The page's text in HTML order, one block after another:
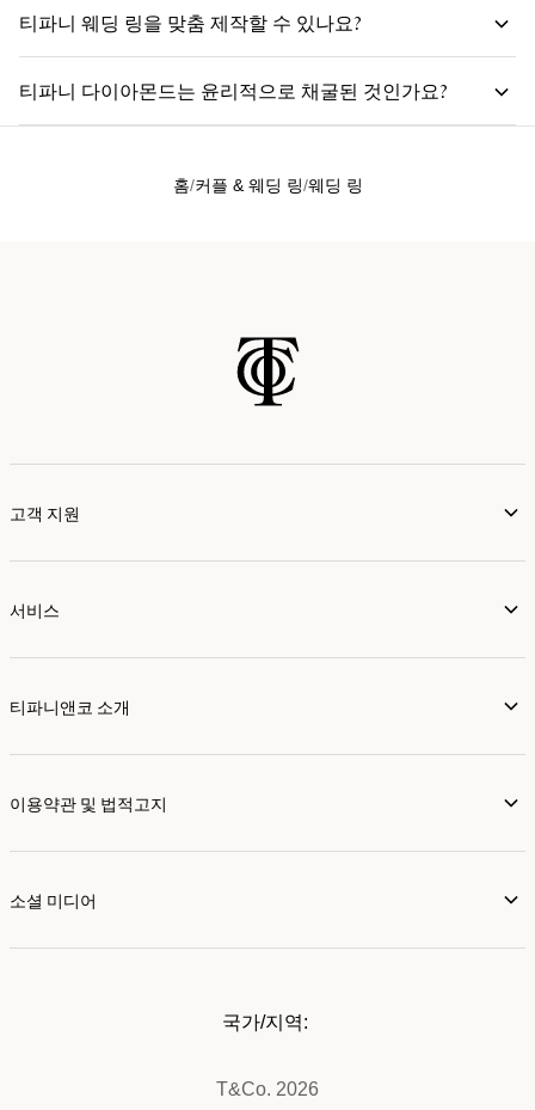
티파니 웨딩 링을 맞춤 제작할 수 있나요?
티파니 다이아몬드는 윤리적으로 채굴된 것인가요?
홈 커플 & 웨딩 링 웨딩 링
고객 지원
서비스
티파니앤코 소개
이용약관 및 법적고지
소셜 미디어
T&Co. 2026
국가/지역: